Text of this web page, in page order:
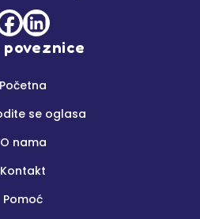
Početna
se oglasa
O nama
Kontakt
Pomoć